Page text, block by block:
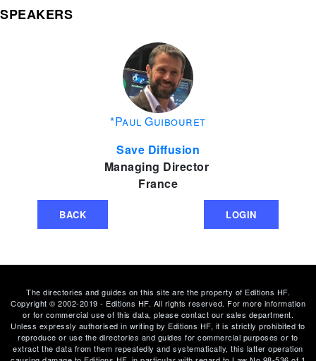
SPEAKERS
*Paul Guibouret
Save Diffusion
Managing Director
France
BACK LOGIN
The directories and guides on this site are the property of Editions HF.
Copyright © 2002-2019 - Editions HF. All rights reserved. For more information
or for commercial use of this data, please contact our sales department.
Unless expressly authorised in writing by Editions HF, it is strictly prohibited to
reproduce or use the directories and guides for commercial purposes or to
extract the data from them repeatedly and systematically, this latter operation